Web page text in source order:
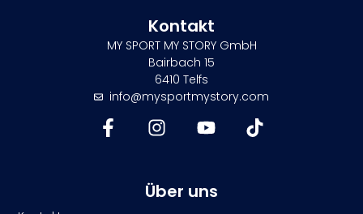
Kontakt
MY SPORT MY STORY GmbH
Bairbach 15
6410 Telfs
info@mysportmystory.com
Über uns